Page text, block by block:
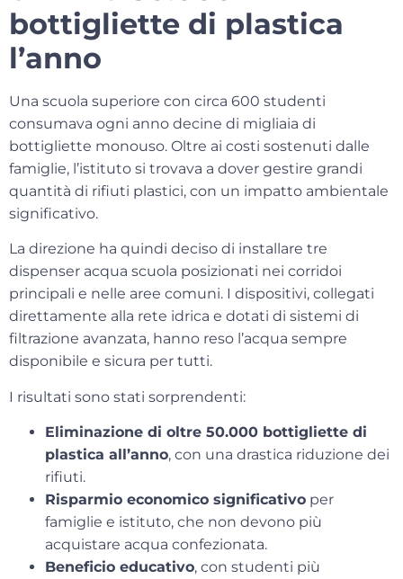
bottigliette di plastica
l’anno
Una scuola superiore con circa 600 studenti
consumava ogni anno decine di migliaia di
bottigliette monouso. Oltre ai costi sostenuti dalle
famiglie, l’istituto si trovava a dover gestire grandi
quantità di rifiuti plastici, con un impatto ambientale
significativo.
La direzione ha quindi deciso di installare tre
dispenser acqua scuola posizionati nei corridoi
principali e nelle aree comuni. I dispositivi, collegati
direttamente alla rete idrica e dotati di sistemi di
filtrazione avanzata, hanno reso l’acqua sempre
disponibile e sicura per tutti.
I risultati sono stati sorprendenti:
Eliminazione di oltre 50.000 bottigliette di
plastica all’anno, con una drastica riduzione dei
rifiuti.
Risparmio economico significativo per
famiglie e istituto, che non devono più
acquistare acqua confezionata.
Beneficio educativo, con studenti più